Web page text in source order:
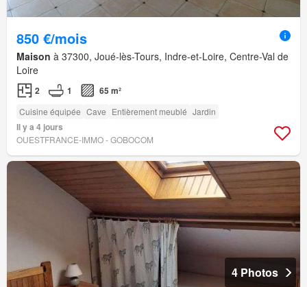
850 €/mois
Maison à 37300, Joué-lès-Tours, Indre-et-Loire, Centre-Val de
Loire
2 1 65 m²
Cuisine équipée Cave Entièrement meublé Jardin
Il y a 4 jours
OUESTFRANCE-IMMO - GOBOCOM
4 Photos